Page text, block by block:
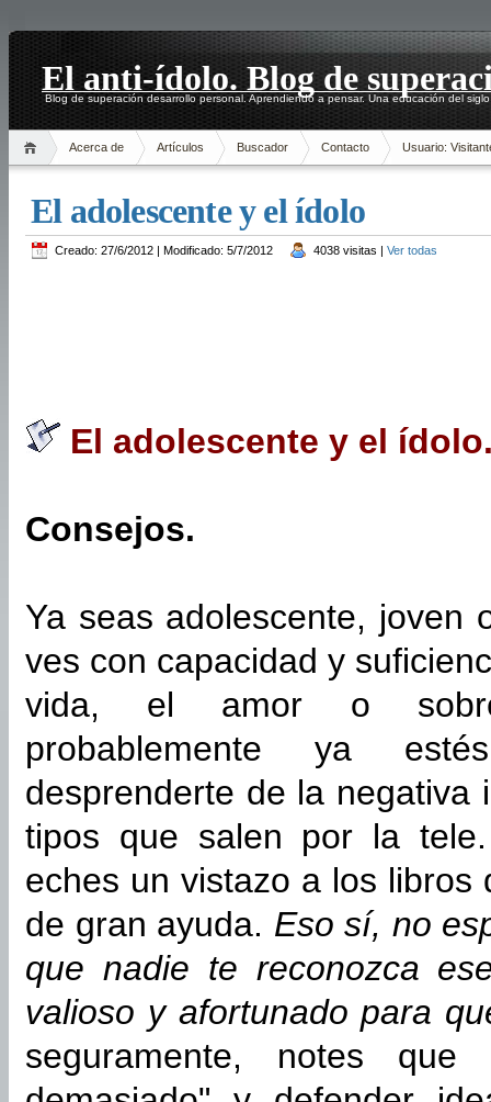
El anti-ídolo. Blog de
Blog de superación desarrollo personal. Aprendiendo a pensar. Una educación del
Acerca de Artículos Buscador Contacto Usuario:
El adolescente y el ídolo
Creado: 27/6/2012 | Modificado: 5/7/2012 4038 visitas | Ver todas
El adolescente y el
Consejos.
Ya seas adolescente, joven
ves con capacidad y
vida, el amor o sobre
probablemente ya
desprenderte de la negativa
tipos que salen por la
eches un vistazo a los libros
de gran ayuda. Eso sí, no
que nadie te reconozca
valioso y afortunado para
seguramente, notes